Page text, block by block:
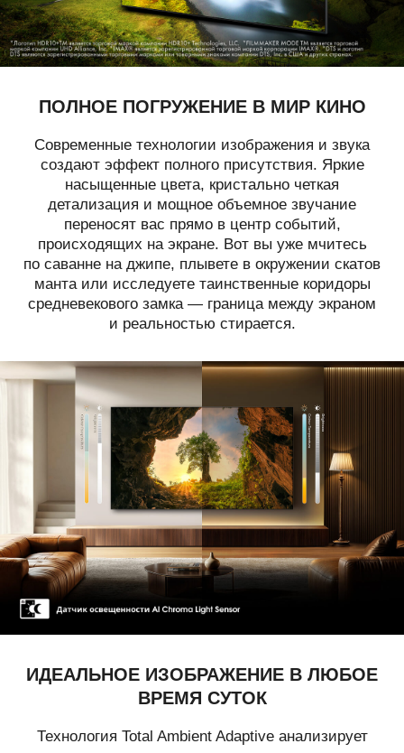
ПОЛНОЕ ПОГРУЖЕНИЕВ МИР КИНО
Современные технологии изображения и звука
создают эффект полного присутствия. Яркие
насыщенные цвета, кристально четкая
детализация и мощное объемное звучание
переносят вас прямо в центр событий,
происходящих на экране. Вот вы уже мчитесь
по саванне на джипе, плывете в окружении скатов
манта или исследуете таинственные коридоры
средневекового замка — граница между экраном
и реальностью стирается.
ИДЕАЛЬНОЕ ИЗОБРАЖЕНИЕ В ЛЮБОЕ
ВРЕМЯ СУТОК
Технология Total Ambient Adaptive анализирует